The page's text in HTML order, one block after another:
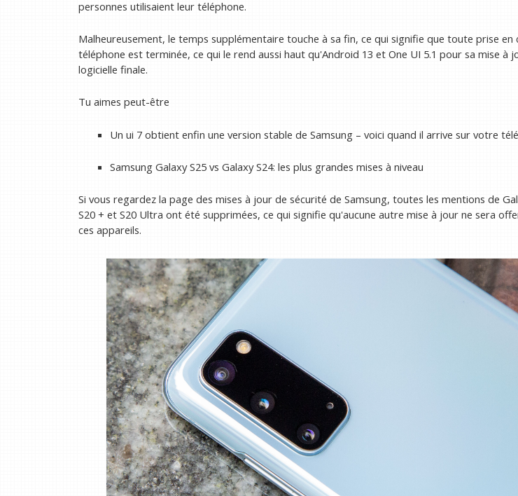
personnes utilisaient leur téléphone.
Malheureusement, le temps supplémentaire touche à sa fin, ce qui signifie que toute prise en
téléphone est terminée, ce qui le rend aussi haut qu'Android 13 et One UI 5.1 pour sa mise à
logicielle finale.
Tu aimes peut-être
Un ui 7 obtient enfin une version stable de Samsung – voici quand il arrive sur votre
Samsung Galaxy S25 vs Galaxy S24: les plus grandes mises à niveau
Si vous regardez la page des mises à jour de sécurité de Samsung, toutes les mentions de
S20 + et S20 Ultra ont été supprimées, ce qui signifie qu'aucune autre mise à jour ne sera
ces appareils.